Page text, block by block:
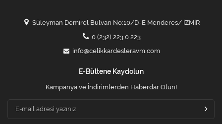
Süleyman Demirel Bulvarı No:10/D-E Menderes/ İZMİR
0 (232) 223 0 223
info@celikkardesleravm.com
E-Bültene Kaydolun
Kampanya ve İndirimlerden Haberdar Olun!